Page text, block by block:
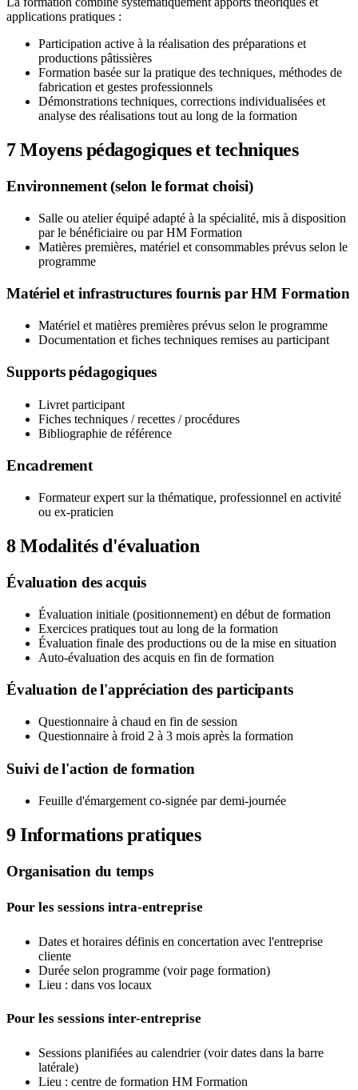
applications pratiques :
Participation active à la réalisation des préparations et
productions pâtissières
Formation basée sur la pratique des techniques, méthodes de
fabrication et gestes professionnels
Démonstrations techniques, corrections individualisées et
analyse des réalisations tout au long de la formation
7Moyens pédagogiques et techniques
Environnement (selon le format choisi)
Salle ou atelier équipé adapté à la spécialité, mis à disposition
par le bénéficiaire ou par HM Formation
Matières premières, matériel et consommables prévus selon le
programme
Matériel et infrastructures fournis par HM Formation
Matériel et matières premières prévus selon le programme
Documentation et fiches techniques remises au participant
Supports pédagogiques
Livret participant
Fiches techniques / recettes / procédures
Bibliographie de référence
Encadrement
Formateur expert sur la thématique, professionnel en activité
ou ex-praticien
8Modalités d'évaluation
Évaluation des acquis
Évaluation initiale (positionnement) en début de formation
Exercices pratiques tout au long de la formation
Évaluation finale des productions ou de la mise en situation
Auto-évaluation des acquis en fin de formation
Évaluation de l'appréciation des participants
Questionnaire à chaud en fin de session
Questionnaire à froid 2 à 3 mois après la formation
Suivi de l'action de formation
Feuille d'émargement co-signée par demi-journée
9Informations pratiques
Organisation du temps
Pour les sessions intra-entreprise
Dates et horaires définis en concertation avec l'entreprise
cliente
Durée selon programme (voir page formation)
Lieu : dans vos locaux
Pour les sessions inter-entreprise
Sessions planifiées au calendrier (voir dates dans la barre
latérale)
Lieu : centre de formation HM Formation